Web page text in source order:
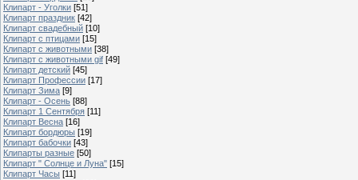
Клипарт - Уголки [51]
Клипарт праздник [42]
Клипарт свадебный [10]
Клипарт с птицами [15]
Клипарт с животными [38]
Клипарт с животными gif [49]
Клипарт детский [45]
Клипарт Профессии [17]
Клипарт Зима [9]
Клипарт - Осень [88]
Клипарт 1 Сентября [11]
Клипарт Весна [16]
Клипарт бордюры [19]
Клипарт бабочки [43]
Клипарты разные [50]
Клипарт " Солнце и Луна" [15]
Клипарт Часы [11]